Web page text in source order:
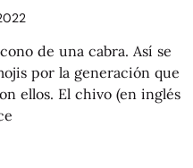
de una cabra. Así se
por la generación que
ellos. El chivo (en inglés